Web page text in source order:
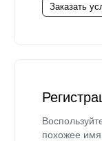
Заказать
похожее